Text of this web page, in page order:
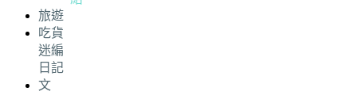
旅遊
吃貨
迷編
日記
文